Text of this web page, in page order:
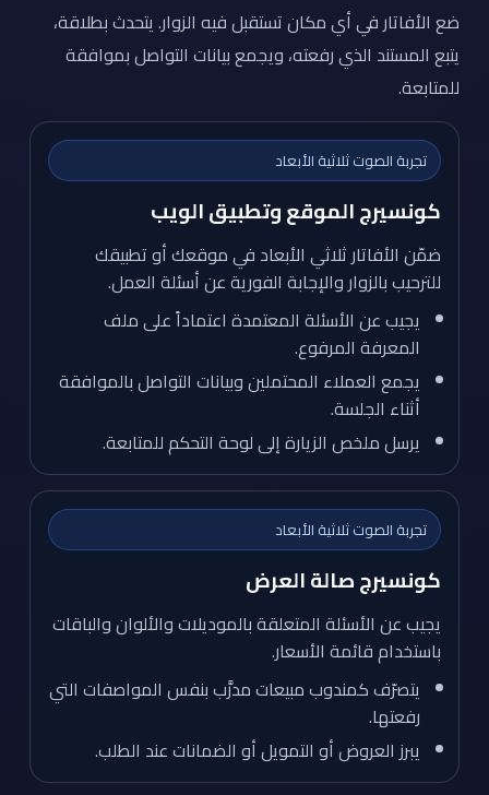
ضع الأفاتار في أي مكان تستقبل فيه الزوار. يتحدث بطلاقة،
يتبع المستند الذي رفعته، ويجمع بيانات التواصل بموافقة
للمتابعة.
تجربة الصوت ثلاثية الأبعاد
كونسيرج الموقع وتطبيق الويب
ضمّن الأفاتار ثلاثي الأبعاد في موقعك أو تطبيقك
للترحيب بالزوار والإجابة الفورية عن أسئلة العمل.
يجيب عن الأسئلة المعتمدة اعتماداً على ملف
المعرفة المرفوع.
يجمع العملاء المحتملين وبيانات التواصل بالموافقة
أثناء الجلسة.
يرسل ملخص الزيارة إلى لوحة التحكم للمتابعة.
تجربة الصوت ثلاثية الأبعاد
كونسيرج صالة العرض
يجيب عن الأسئلة المتعلقة بالموديلات والألوان والباقات
باستخدام قائمة الأسعار.
يتصرّف كمندوب مبيعات مدرَّب بنفس المواصفات التي
رفعتها.
يبرز العروض أو التمويل أو الضمانات عند الطلب.